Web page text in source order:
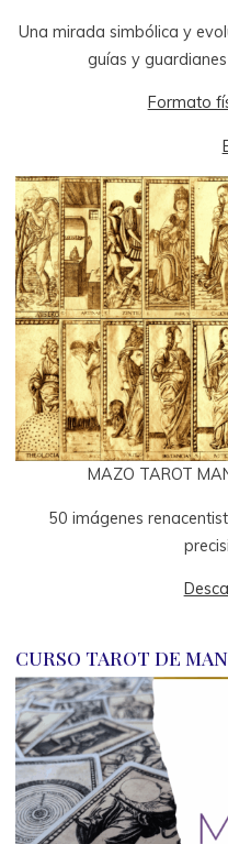
Una mirada simbólica y
guías y
Formato
MAZO TAROT
50 imágenes
CURSO TAROT DE